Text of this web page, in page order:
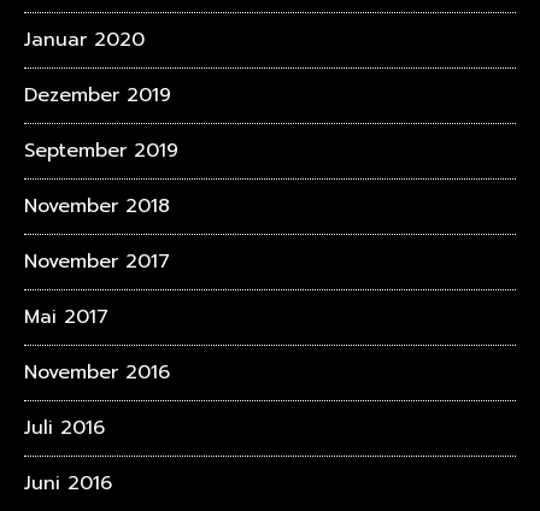
Januar 2020
Dezember 2019
September 2019
November 2018
November 2017
Mai 2017
November 2016
Juli 2016
Juni 2016